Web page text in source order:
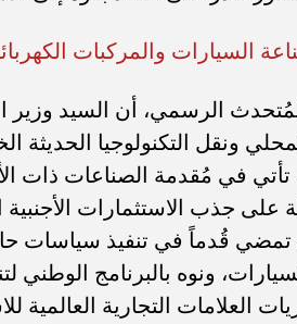
السيارات والمركبات
الرسمي، أن السيد وزير
ونقل التكنولوجيا
في مُقدمة الصناعات ذات
على جذب الاستثمارات الأجنبية
تمضي قُدماً في تنفيذ سياسات
ونوه بالبرنامج الوطني
العلامات التجارية العالمية